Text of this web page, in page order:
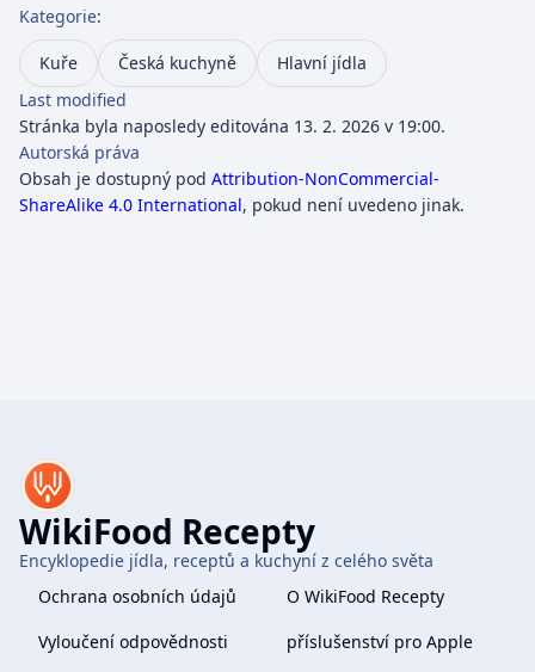
Kategorie:
Kuře Česká kuchyně
Hlavní jídla
Last modified
Stránka byla naposledy editována 13. 2. 2026 v 19:00.
Autorská práva
Obsah je dostupný pod Attribution-NonCommercial-
ShareAlike 4.0 International, pokud není uvedeno jinak.
WikiFood Recepty
Encyklopedie jídla, receptů a kuchyní z celého světa
Ochrana osobních údajů
O WikiFood Recepty
Vyloučení odpovědnosti
příslušenství pro Apple